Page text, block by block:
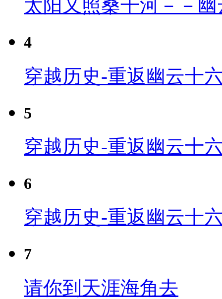
太阳又照桑干河－－
4
穿越历史-重返幽云十
5
穿越历史-重返幽云十
6
穿越历史-重返幽云十
7
请你到天涯海角去